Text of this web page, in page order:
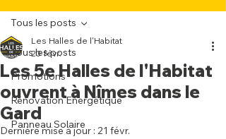
Tous les posts
Promotions
Rénovation Energétique
Panneau Solaire
Tous les posts
Les 5e Halles de l'Habitat
ouvrent à Nîmes dans le
Gard
Les Halles de l'Habitat
20 févr.
Dernière mise à jour : 21 févr.